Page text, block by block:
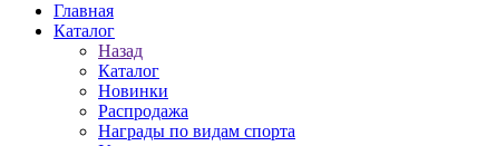
Главная
Каталог
Назад
Каталог
Новинки
Распродажа
Награды по видам спорта